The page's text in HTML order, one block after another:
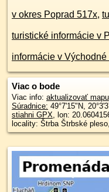
v okres Poprad 517x,
turistické informácie v
informácie v
Viac o bode
Viac info: aktualizovať mapu
Súradnice: 49°7'15"N,
stiahni GPX, lon:
locality: Štrba Štrbské pleso,